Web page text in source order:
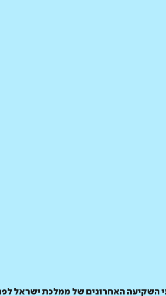
השקיעה האחרונים של ממלכת ישראל